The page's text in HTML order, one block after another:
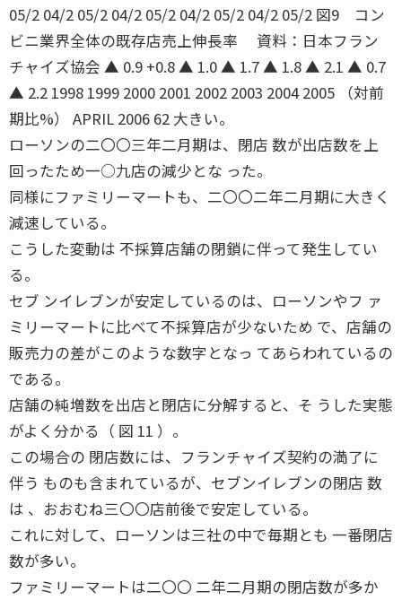
05/2 04/2 05/2 04/2 05/2 04/2 05/2 04/2 05/2 図9 コン
ビニ業界全体の既存店売上伸長率 資料：日本フラン
チャイズ協会 ▲ 0.9 +0.8 ▲ 1.0 ▲ 1.7 ▲ 1.8 ▲ 2.1 ▲ 0.7
▲ 2.2 1998 1999 2000 2001 2002 2003 2004 2005 （対前
期比%） APRIL 2006 62 大きい。
ローソンの二〇〇三年二月期は、閉店 数が出店数を上
回ったため一○九店の減少とな った。
同様にファミリーマートも、二〇〇二年二月期に大きく
減速している。
こうした変動は 不採算店舗の閉鎖に伴って発生してい
る。
セブ ンイレブンが安定しているのは、ローソンやフ ァ
ミリーマートに比べて不採算店が少ないため で、店舗の
販売力の差がこのような数字となっ てあらわれているの
である。
店舗の純増数を出店と閉店に分解すると、そ うした実態
がよく分かる（ 図 11 ）。
この場合の 閉店数には、フランチャイズ契約の満了に
伴う ものも含まれているが、セブンイレブンの閉店 数
は 、おおむね三〇〇店前後で安定している。
これに対して、ローソンは三社の中で毎期とも 一番閉店
数が多い。
ファミリーマートは二〇〇 二年二月期の閉店数が多か